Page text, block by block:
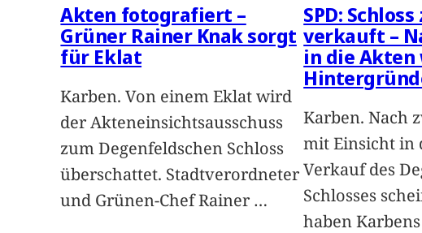
Akten fotografiert –
Grüner Rainer Knak sorgt
für Eklat
Karben. Von einem Eklat wird
der Akteneinsichtsausschuss
zum Degenfeldschen Schloss
überschattet. Stadtverordneter
und Grünen-Chef Rainer …
SPD:
verkauft –
in die
Karben. Nach
mit Einsicht in
Verkauf des
Schlosses
haben Karbens